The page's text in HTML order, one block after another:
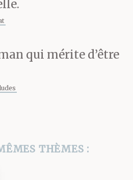
ses
qui mérite d’être
THÈMES :